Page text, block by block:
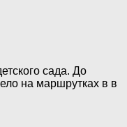
сада. До
на маршрутках в в